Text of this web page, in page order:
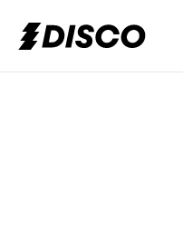
DISCO